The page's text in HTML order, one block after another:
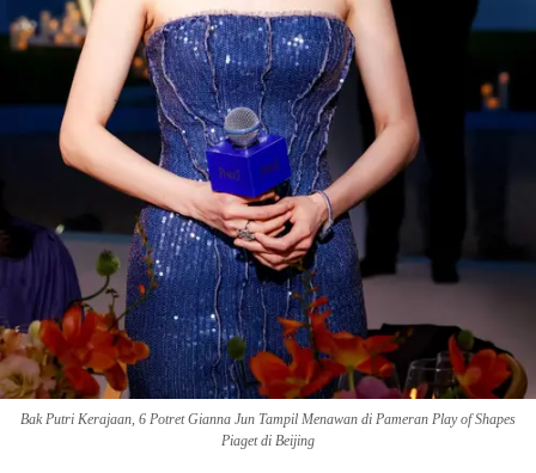
Bak Putri Kerajaan, 6 Potret Gianna Jun Tampil Menawan di Pameran Play of Shapes
Piaget di Beijing